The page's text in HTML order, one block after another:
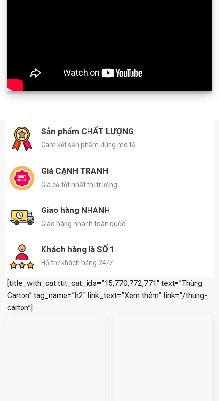
Sản phẩm CHẤT LƯỢNG
Cam kết sản phẩm đúng mô tả
Giá CẠNH TRANH
Giá cả tốt nhất thị trường
Giao hàng NHANH
Giao hàng nhanh toàn quốc
Khách hàng là SỐ 1
Hỗ trợ khách hàng 24/7
[title_with_cat ttit_cat_ids=”15,770,772,771″ text=”Thùng
Carton” tag_name=”h2″ link_text=”Xem thêm” link=”/thung-
carton”]